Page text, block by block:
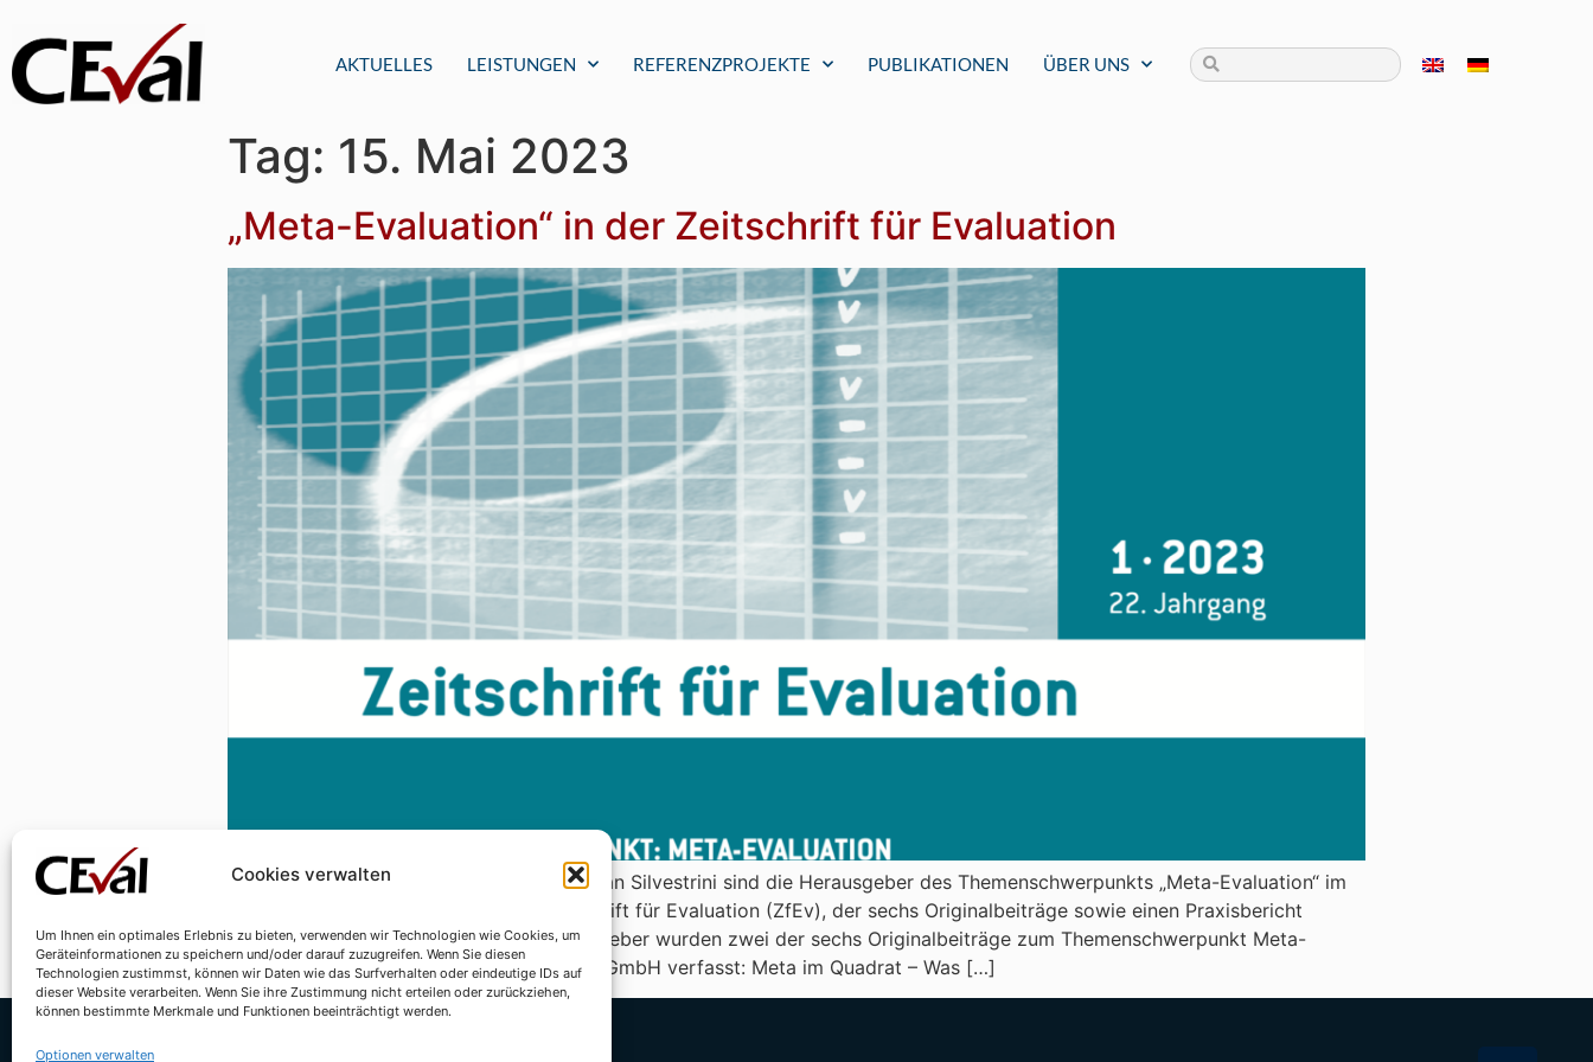
Cookies verwalten
Um Ihnen ein optimales Erlebnis zu bieten, verwenden wir Technologien wie Cookies, um
Geräteinformationen zu speichern und/oder darauf zuzugreifen. Wenn Sie diesen
Technologien zustimmst, können wir Daten wie das Surfverhalten oder eindeutige IDs auf
dieser Website verarbeiten. Wenn Sie ihre Zustimmung nicht erteilen oder zurückziehen,
können bestimmte Merkmale und Funktionen beeinträchtigt werden.
Optionen verwalten
AKTUELLES LEISTUNGEN REFERENZPROJEKTE PUBLIKATIONEN ÜBER UNS
Tag: 15. Mai 2023
„Meta-Evaluation“ in der Zeitschrift für Evaluation
Prof. Dr. Reinhard Stockmann und Dr. Stefan Silvestrini sind die Herausgeber des Themenschwerpunkts „Meta-Evaluation“ im
neu erschienenen Heft 1/2023 der Zeitschrift für Evaluation (ZfEv), der sechs Originalbeiträge sowie einen Praxisbericht
umfasst. Neben dem Editorial der Herausgeber wurden zwei der sechs Originalbeiträge zum Themenschwerpunkt Meta-
Evaluation von Autor:innen aus der CEval GmbH verfasst: Meta im Quadrat – Was […]